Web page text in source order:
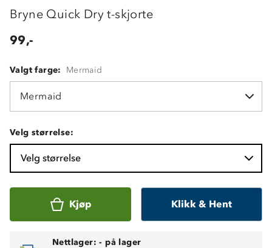
Bryne Quick Dry t-skjorte
99,-
Valgt farge: Mermaid
Mermaid
Velg størrelse:
Velg størrelse
Kjøp Klikk & Hent
Nettlager: - på lager